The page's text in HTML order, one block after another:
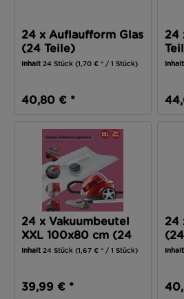
24 x Auflaufform Glas
(24 Teile)
Inhalt24 Stück(1,70 € * / 1 Stück)
40,80 € *
24
24 x Vakuumbeutel
XXL 100x80 cm (24
Teile)
Inhalt 24 Stück(1,67 € * / 1 Stück)
39,99 € *
24
Inhalt